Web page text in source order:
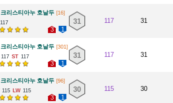
크리스티아누 호날두 [16]
117
3 1
31 117 31
크리스티아누 호날두 [301]
117
117
3 1
31 117 31
크리스티아누 호날두 [96]
115
115
3 1
30 115 30